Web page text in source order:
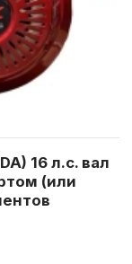
16 л.с. вал
(или